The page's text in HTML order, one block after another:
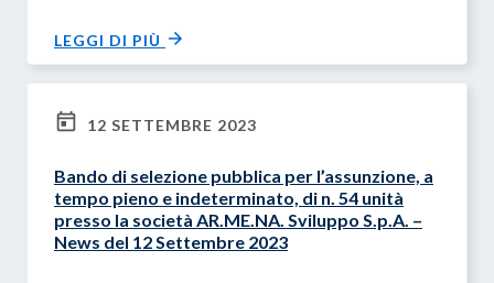
LEGGI DI PIÙ
12 SETTEMBRE 2023
Bando di selezione pubblica per l’assunzione, a
tempo pieno e indeterminato, di n. 54 unità
presso la società AR.ME.NA. Sviluppo S.p.A. –
News del 12 Settembre 2023